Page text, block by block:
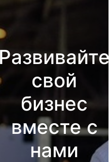
свой
бизнес
вместе с
нами